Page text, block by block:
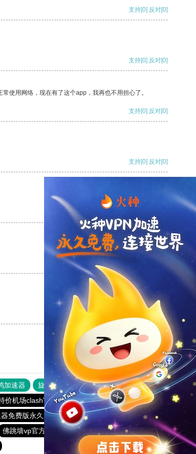
支持[0] 反对[0]
支持[0] 反对[0]
使用网络，现在有了这个app，我再也不用担心了。
支持[0] 反对[0]
支持[0] 反对[0]
反对
反对[0]
加速器 旋风加速度器 外网网址导航
软件中心
价机场clash官网
快鸭免费加速官网
免费版永久版下载 月兔加速器
国外加速器免费
佛跳墙vp官方下载2024
黑洞加速器官网